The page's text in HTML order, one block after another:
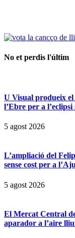
No et perdis l'últim
U Visual produeix
l’Ebre per a l’eclipsi
5 agost 2026
L’ampliació del
sense cost per a
5 agost 2026
El Mercat Central
aparador a l’aire